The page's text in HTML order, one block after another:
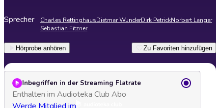
Sprecher Charles RettinghausDietmar WunderDirk PetrickNorbert Langer
Sebastian Fitzner
Hörprobe anhören Zu Favoriten hinzufügen
Inbegriffen in der Streaming Flatrate
Enthalten im Audioteka Club Abo